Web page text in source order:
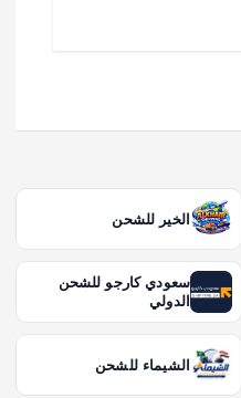
الخير للشحن
سعودي كارجو للشحن
الدولي
الشيماء للشحن